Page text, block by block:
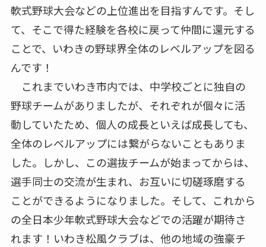
軟式野球大会などの上位進出を目指すんです。そし
て、そこで得た経験を各校に戻って仲間に還元する
ことで、いわきの野球界全体のレベルアップを図る
んです！
これまでいわき市内では、中学校ごとに独自の
野球チームがありましたが、それぞれが個々に活
動していたため、個人の成長といえば成長しても、
全体のレベルアップには繋がらないこともありま
した。しかし、この選抜チームが始まってからは、
選手同士の交流が生まれ、お互いに切磋琢磨する
ことができるようになりました。そして、これから
の全日本少年軟式野球大会などでの活躍が期待さ
れます！いわき松風クラブは、他の地域の強豪チ